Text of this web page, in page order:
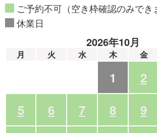
ご予約不可（空き枠確認のみでき
休業日
2026年10月
月 火 水 木 金
1 2
5
6 7 8 9